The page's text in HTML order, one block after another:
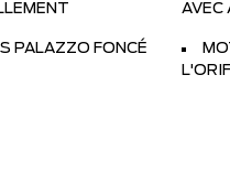
AVEC
PALAZZO FONCÉ